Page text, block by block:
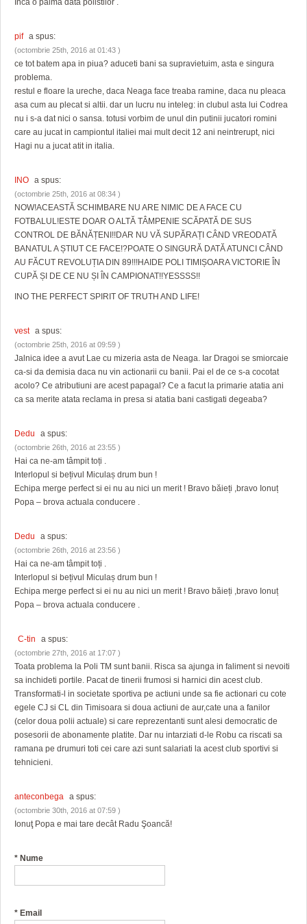
Inca o palma data polistilor .
pif a spus:
(octombrie 25th, 2016 at 01:43 )
ce tot batem apa in piua? aduceti bani sa supravietuim, asta e singura
problema.
restul e floare la ureche, daca Neaga face treaba ramine, daca nu pleaca
asa cum au plecat si altii. dar un lucru nu inteleg: in clubul asta lui Codrea
nu i s-a dat nici o sansa. totusi vorbim de unul din putinii jucatori romini
care au jucat in campiontul italiei mai mult decit 12 ani neintrerupt, nici
Hagi nu a jucat atit in italia.
INO a spus:
(octombrie 25th, 2016 at 08:34 )
NOW!ACEASTĂ SCHIMBARE NU ARE NIMIC DE A FACE CU
FOTBALUL!ESTE DOAR O ALTĂ TÂMPENIE SCĂPATĂ DE SUS
CONTROL DE BĂNĂȚENI!!DAR NU VĂ SUPĂRAȚI CÂND VREODATĂ
BANATUL A ȘTIUT CE FACE!?POATE O SINGURĂ DATĂ ATUNCI CÂND
AU FĂCUT REVOLUȚIA DIN 89!!!HAIDE POLI TIMIȘOARA VICTORIE ÎN
CUPĂ ȘI DE CE NU ȘI ÎN CAMPIONAT!!YESSSS!!
INO THE PERFECT SPIRIT OF TRUTH AND LIFE!
vest a spus:
(octombrie 25th, 2016 at 09:59 )
Jalnica idee a avut Lae cu mizeria asta de Neaga. Iar Dragoi se smiorcaie
ca-si da demisia daca nu vin actionarii cu banii. Pai el de ce s-a cocotat
acolo? Ce atributiuni are acest papagal? Ce a facut la primarie atatia ani
ca sa merite atata reclama in presa si atatia bani castigati degeaba?
Dedu a spus:
(octombrie 26th, 2016 at 23:55 )
Hai ca ne-am tâmpit toți .
Interlopul si bețivul Miculaș drum bun !
Echipa merge perfect si ei nu au nici un merit ! Bravo băieți ,bravo Ionuț
Popa – brova actuala conducere .
Dedu a spus:
(octombrie 26th, 2016 at 23:56 )
Hai ca ne-am tâmpit toți .
Interlopul si bețivul Miculaș drum bun !
Echipa merge perfect si ei nu au nici un merit ! Bravo băieți ,bravo Ionuț
Popa – brova actuala conducere .
C-tin a spus:
(octombrie 27th, 2016 at 17:07 )
Toata problema la Poli TM sunt banii. Risca sa ajunga in faliment si nevoiti
sa inchideti portile. Pacat de tinerii frumosi si harnici din acest club.
Transformati-l in societate sportiva pe actiuni unde sa fie actionari cu cote
egele CJ si CL din Timisoara si doua actiuni de aur,cate una a fanilor
(celor doua polii actuale) si care reprezentanti sunt alesi democratic de
posesorii de abonamente platite. Dar nu intarziati d-le Robu ca riscati sa
ramana pe drumuri toti cei care azi sunt salariati la acest club sportivi si
tehnicieni.
anteconbega a spus:
(octombrie 30th, 2016 at 07:59 )
Ionuţ Popa e mai tare decât Radu Şoancă!
* Nume
* Email